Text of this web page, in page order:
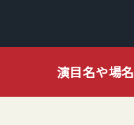
演目名や場名